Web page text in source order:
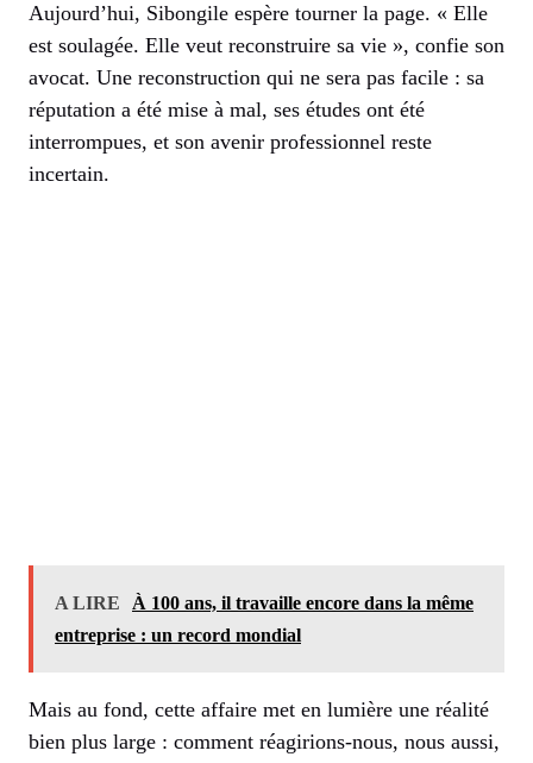
Aujourd’hui, Sibongile espère tourner la page. « Elle
est soulagée. Elle veut reconstruire sa vie », confie son
avocat. Une reconstruction qui ne sera pas facile : sa
réputation a été mise à mal, ses études ont été
interrompues, et son avenir professionnel reste
incertain.
A LIRE
À 100 ans, il travaille encore dans la même
entreprise : un record mondial
Mais au fond, cette affaire met en lumière une réalité
bien plus large : comment réagirions-nous, nous aussi,